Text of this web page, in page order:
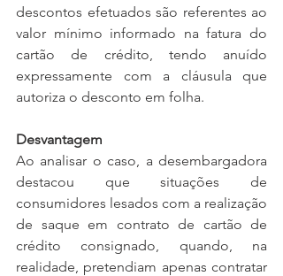
descontos efetuados são referentes ao
valor mínimo informado na fatura do
cartão de crédito, tendo anuído
expressamente com a cláusula que
autoriza o desconto em folha.
Desvantagem
Ao analisar o caso, a desembargadora
destacou que situações de
consumidores lesados com a realização
de saque em contrato de cartão de
crédito consignado, quando, na
realidade, pretendiam apenas contratar